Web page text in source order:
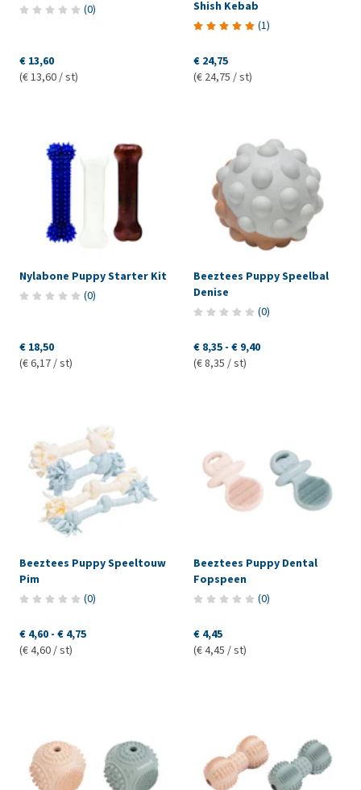
(0)
€ 13,60
(€ 13,60 / st)
Shish Kebab
(1)
€ 24,75
(€ 24,75 / st)
Nylabone Puppy Starter Kit
(0)
€ 18,50
(€ 6,17 / st)
Beeztees Puppy Speelbal
Denise
(0)
€ 8,35 - € 9,40
(€ 8,35 / st)
Beeztees Puppy Speeltouw
Pim
(0)
€ 4,60 - € 4,75
(€ 4,60 / st)
Beeztees Puppy Dental
Fopspeen
(0)
€ 4,45
(€ 4,45 / st)